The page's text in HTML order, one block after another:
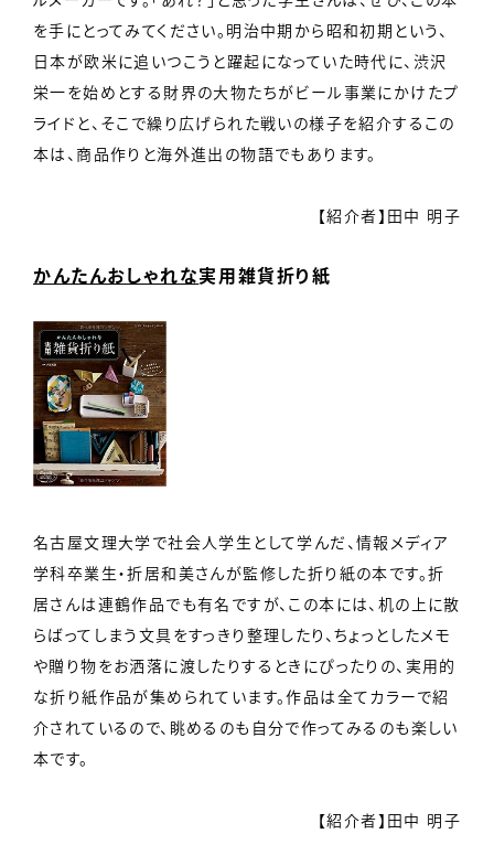
を手にとってみてください。明治中期から昭和初期という、
日本が欧米に追いつこうと躍起になっていた時代に、渋沢
栄一を始めとする財界の大物たちがビール事業にかけたプ
ライドと、そこで繰り広げられた戦いの様子を紹介するこの
本は、商品作りと海外進出の物語でもあります。
【紹介者】田中 明子
かんたんおしゃれな実用雑貨折り紙
名古屋文理大学で社会人学生として学んだ、情報メディア
学科卒業生・折居和美さんが監修した折り紙の本です。折
居さんは連鶴作品でも有名ですが、この本には、机の上に散
らばってしまう文具をすっきり整理したり、ちょっとしたメモ
や贈り物をお洒落に渡したりするときにぴったりの、実用的
な折り紙作品が集められています。作品は全てカラーで紹
介されているので、眺めるのも自分で作ってみるのも楽しい
本です。
【紹介者】田中 明子